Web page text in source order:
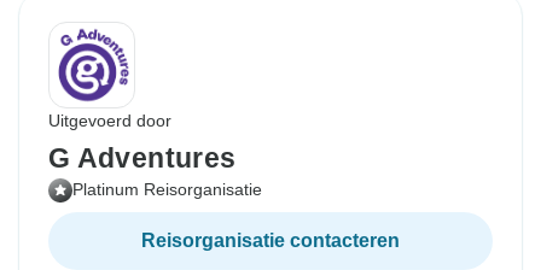
Uitgevoerd door
G Adventures
Platinum Reisorganisatie
Reisorganisatie contacteren